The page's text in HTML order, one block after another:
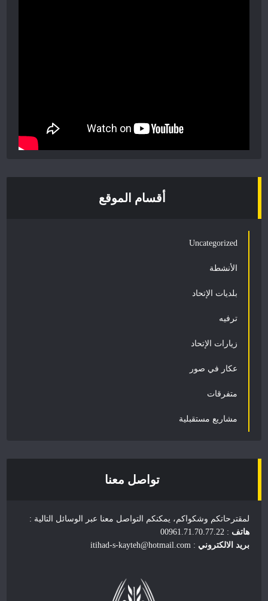
أقسام الموقع
Uncategorized
الأنشطة
بلديات الإتحاد
ترفيه
زيارات الإتحاد
عكار في صور
متفرقات
مشاريع مستقبلية
تواصل معنا
لمقترحاتكم وشكواكم، يمكنكم التواصل معنا عبر الوسائل التالية :
هاتف : 00961.71.70.77.22
بريد الالكتروني : itihad-s-kayteh@hotmail.com